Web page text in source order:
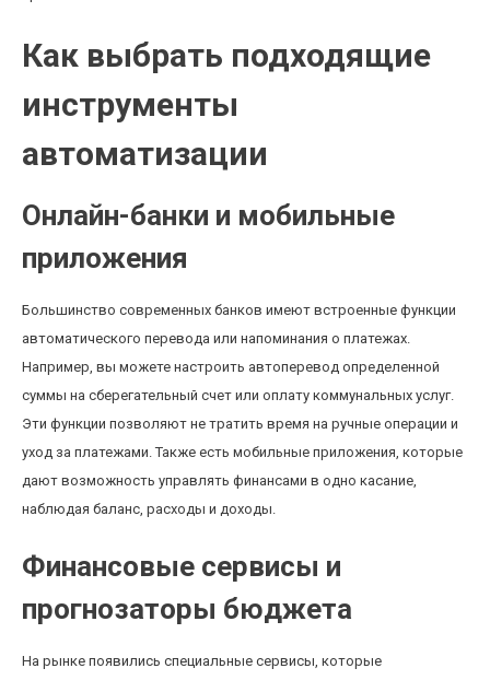
Как выбрать подходящие
инструменты
автоматизации
Онлайн-банки и мобильные
приложения
Большинство современных банков имеют встроенные функции
автоматического перевода или напоминания о платежах.
Например, вы можете настроить автоперевод определенной
суммы на сберегательный счет или оплату коммунальных услуг.
Эти функции позволяют не тратить время на ручные операции и
уход за платежами. Также есть мобильные приложения, которые
дают возможность управлять финансами в одно касание,
наблюдая баланс, расходы и доходы.
Финансовые сервисы и
прогнозаторы бюджета
На рынке появились специальные сервисы, которые